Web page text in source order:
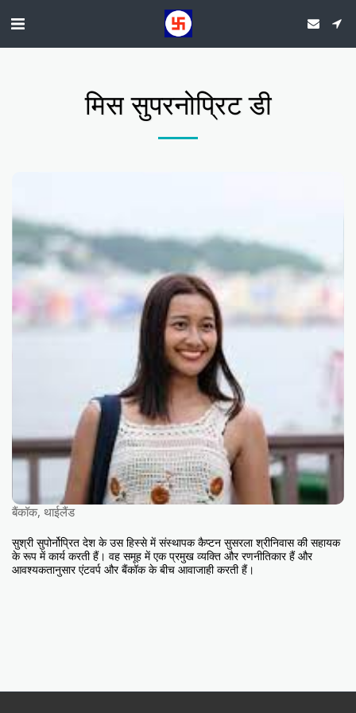
मिस सुपरनोप्रिट डी
बैंकॉक, थाईलैंड
सुश्री सुपोर्नोप्रित देश के उस हिस्से में संस्थापक कैप्टन सुसरला श्रीनिवास की सहायक
के रूप में कार्य करती हैं। वह समूह में एक प्रमुख व्यक्ति और रणनीतिकार हैं और
आवश्यकतानुसार एंटवर्प और बैंकॉक के बीच आवाजाही करती हैं।